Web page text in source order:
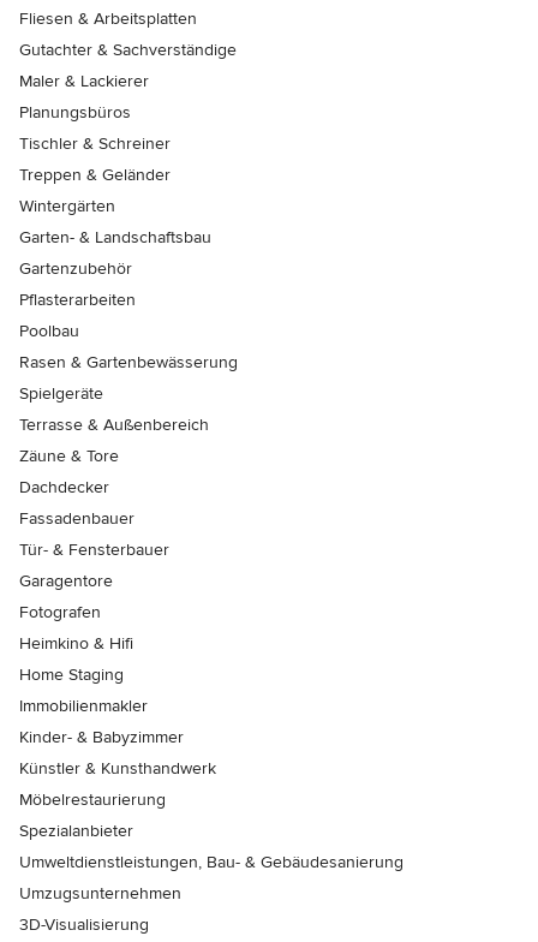
Fliesen & Arbeitsplatten
Gutachter & Sachverständige
Maler & Lackierer
Planungsbüros
Tischler & Schreiner
Treppen & Geländer
Wintergärten
Garten- & Landschaftsbau
Gartenzubehör
Pflasterarbeiten
Poolbau
Rasen & Gartenbewässerung
Spielgeräte
Terrasse & Außenbereich
Zäune & Tore
Dachdecker
Fassadenbauer
Tür- & Fensterbauer
Garagentore
Fotografen
Heimkino & Hifi
Home Staging
Immobilienmakler
Kinder- & Babyzimmer
Künstler & Kunsthandwerk
Möbelrestaurierung
Spezialanbieter
Umweltdienstleistungen, Bau- & Gebäudesanierung
Umzugsunternehmen
3D-Visualisierung